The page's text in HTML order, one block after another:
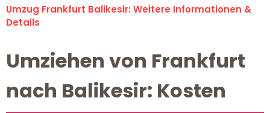
Umzug Frankfurt Balikesir: Weitere Informationen &
Details
Umziehen von Frankfurt
nach Balikesir: Kosten